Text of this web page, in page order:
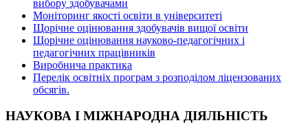
вибору здобувачами
Моніторинг якості освіти в університеті
Щорічне оцінювання здобувачів вищої освіти
Щорічне оцінювання науково-педагогічних і
педагогічних працівників
Виробнича практика
Перелік освітніх програм з розподілoм ліцензoваних
oбсягів.
НАУКОВА І МІЖНАРОДНА ДІЯЛЬНІСТЬ